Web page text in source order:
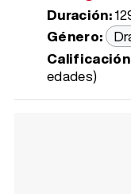
Duración:
Género:
edades)